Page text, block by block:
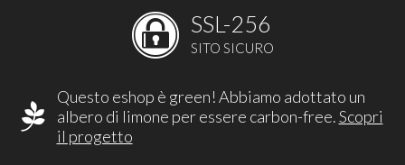
SSL-256
SITO SICURO
Questo eshop è green! Abbiamo adottato un
albero di limone per essere carbon-free.Scopri
il progetto